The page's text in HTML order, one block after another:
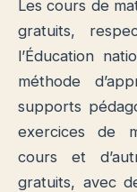
Les cours de
gratuits,
l’Éducation
méthode
supports
exercices de
cours et
gratuits, avec